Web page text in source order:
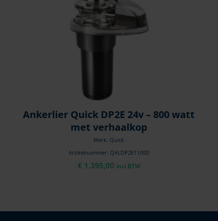
Ankerlier Quick DP2E 24v – 800 watt
met verhaalkop
Merk: Quick
Artikelnummer: QALDP2E1100D
€ 1.395,00 incl BTW